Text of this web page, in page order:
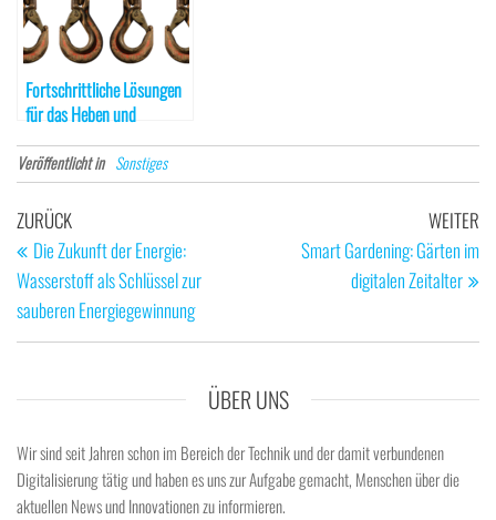
Fortschrittliche Lösungen
für das Heben und
Transportieren in der
Industrie
Veröffentlicht in Sonstiges
Beitragsnavigation
Vorheriger
Beitrag
ZURÜCK
Die Zukunft der Energie:
Wasserstoff als Schlüssel zur
sauberen Energiegewinnung
WEITER
Smart Gardening: Gärten im
digitalen Zeitalter
ÜBER UNS
Wir sind seit Jahren schon im Bereich der Technik und der damit verbundenen
Digitalisierung tätig und haben es uns zur Aufgabe gemacht, Menschen über die
aktuellen News und Innovationen zu informieren.